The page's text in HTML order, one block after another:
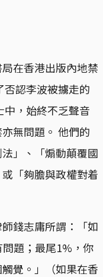
在香港出版內地禁
認李波被擄走的
中，始終不乏聲音
無問題。 他們的
」、「煽動顛覆國
「夠膽與政權對着
錢志庸所謂：「如
題；最尾1%，你
覺。」（如果在香